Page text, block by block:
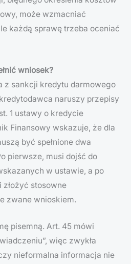
może wzmacniać
każdą sprawę trzeba oceniać
wniosek?
z sankcji kredytu darmowego
naruszy przepisy
1 ustawy o kredycie
Finansowy wskazuje, że dla
być spełnione dwa
pierwsze, musi dojść do
w ustawie, a po
złożyć stosowne
zwane wnioskiem.
pisemną. Art. 45 mówi
więc zwykła
nieformalna informacja nie